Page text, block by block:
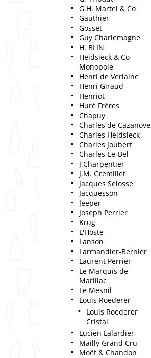
G.H. Martel & Co
Gauthier
Gosset
Guy Charlemagne
H. BLIN
Heidsieck & Co
Monopole
Henri de Verlaine
Henri Giraud
Henriot
Huré Fréres
Chapuy
Charles de Cazanove
Charles Heidsieck
Charles Joubert
Charles-Le-Bel
J.Charpentier
J.M. Gremillet
Jacques Selosse
Jacquesson
Jeeper
Joseph Perrier
Krug
L'Hoste
Lanson
Larmandier-Bernier
Laurent Perrier
Le Marquis de
Marillac
Le Mesnil
Louis Roederer
Louis Roederer
Cristal
Lucien Lalardier
Mailly Grand Cru
Moët & Chandon